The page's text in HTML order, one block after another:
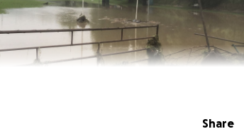
Share